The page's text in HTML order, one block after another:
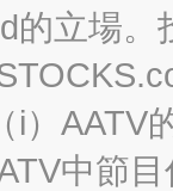
的立場
i）AATV
中節